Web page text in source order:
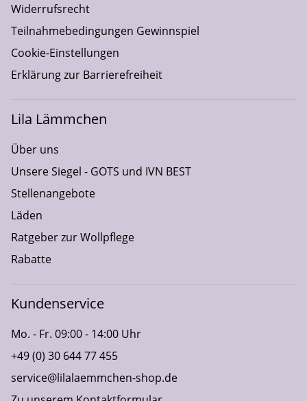
Widerrufsrecht
Teilnahmebedingungen Gewinnspiel
Cookie-Einstellungen
Erklärung zur Barrierefreiheit
Lila Lämmchen
Über uns
Unsere Siegel - GOTS und IVN BEST
Stellenangebote
Läden
Ratgeber zur Wollpflege
Rabatte
Kundenservice
Mo. - Fr. 09:00 - 14:00 Uhr
+49 (0) 30 644 77 455
service@lilalaemmchen-shop.de